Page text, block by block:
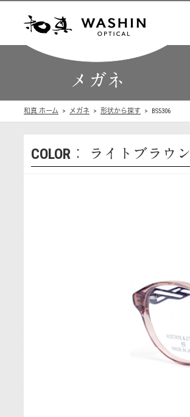
メガネ
和真 ホーム メガネ 形状から探す BS5306
COLOR： ライトブラウン